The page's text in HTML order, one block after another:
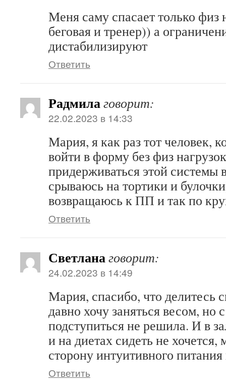
Меня саму спасает только физ
беговая и тренер)) а
дистабилизируют
Ответить
Радмилаговорит:
22.02.2023 в 14:33
Мария, я как раз тот человек,
войти в форму без физ
придерживаться этой системы
срываюсь на тортики и
возвращаюсь к ПП и так по
Ответить
Светланаговорит:
24.02.2023 в 14:49
Мария, спасибо, что делитесь
давно хочу заняться весом, но
подступиться не решила. И в
и на диетах сидеть не хочется,
сторону интуитивного
Ответить